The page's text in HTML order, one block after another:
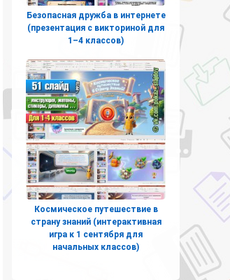
Безопасная дружба в интернете
(презентация с викториной для
1–4 классов)
Космическое путешествие в
страну знаний (интерактивная
игра к 1 сентября для
начальных классов)